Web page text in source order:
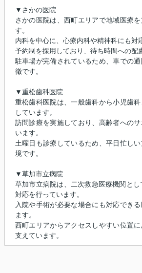
▼さかの医院
さかの医院は、西町エリアで地域医療
す。
内科を中心に、心療内科や精神科にも対
予約制を採用しており、待ち時間への配
駐車場が完備されているため、車での
徴です。
▼重松歯科医院
重松歯科医院は、一般歯科から小児歯
しています。
訪問診療を実施しており、高齢者への
います。
土曜日も診療しているため、平日忙し
境です。
▼草加市立病院
草加市立病院は、二次救急医療機関と
対応を行っています。
入院や手術が必要な場合にも対応でき
ます。
西町エリアからアクセスしやすい位置
支えています。